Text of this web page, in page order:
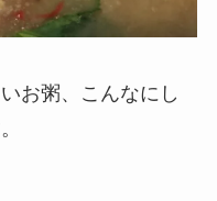
お粥、こんなにし